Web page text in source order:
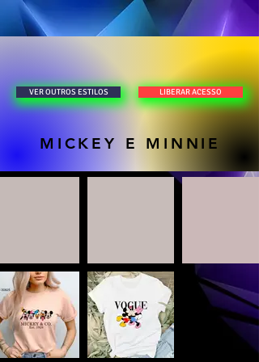
VER OUTROS ESTILOS LIBERAR ACESSO
MICKEY E MINNIE